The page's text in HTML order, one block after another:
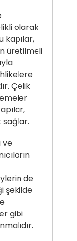
olarak
kapılar,
üretilmeli
Çelik
sağlar.
ve
de
şekilde
gibi